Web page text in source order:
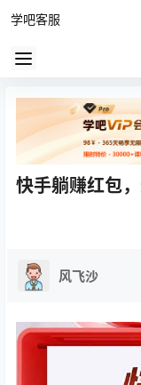
学吧客服
快手躺赚红包
风飞沙